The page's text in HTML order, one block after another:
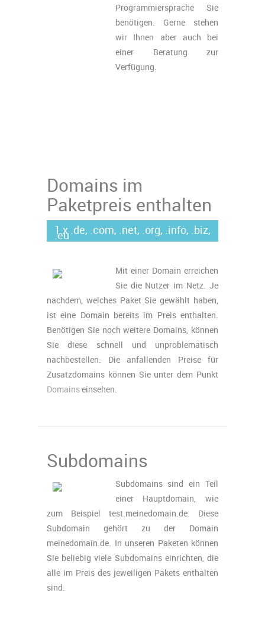
Programmiersprache Sie
benötigen. Gerne stehen
wir Ihnen aber auch bei
einer Beratung zur
Verfügung.
Domains im
Paketpreis enthalten
1 x .de, .com, .net, .org, .info, .biz,
.eu
Mit einer Domain erreichen
Sie die Nutzer im Netz. Je
nachdem, welches Paket Sie gewählt haben,
ist eine Domain bereits im Preis enthalten.
Benötigen Sie noch weitere Domains, können
Sie diese schnell und unproblematisch
nachbestellen. Die anfallenden Preise für
Zusatzdomains können Sie unter dem Punkt
Domainseinsehen.
Subdomains
Subdomains sind ein Teil
einer Hauptdomain, wie
zum Beispiel test.meinedomain.de. Diese
Subdomain gehört zu der Domain
meinedomain.de. In unseren Paketen können
Sie beliebig viele Subdomains einrichten, die
alle im Preis des jeweiligen Pakets enthalten
sind.